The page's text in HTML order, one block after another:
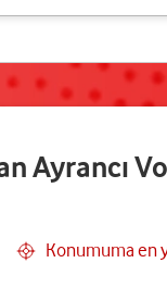
Ayrancı
Konumuma en